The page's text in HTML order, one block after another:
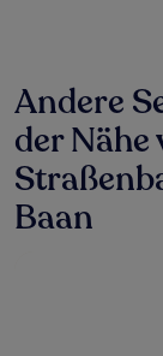
24 Stunden
für
einen
Aufenthalt
mit
1 Übernachtung
von
Andere
der Nähe
Baan